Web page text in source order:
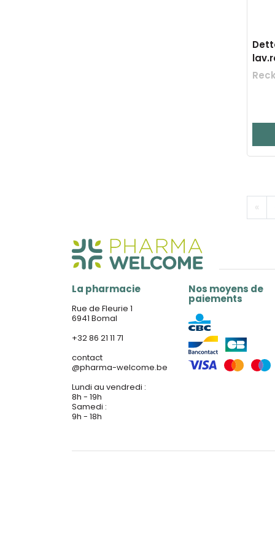
«
La pharmacie
Rue de Fleurie 1
6941 Bomal
+32 86 21 11 71
contact
@pharma-welcome.be
Lundi au vendredi :
8h - 19h
Samedi :
9h - 18h
Nos moyens de
paiements